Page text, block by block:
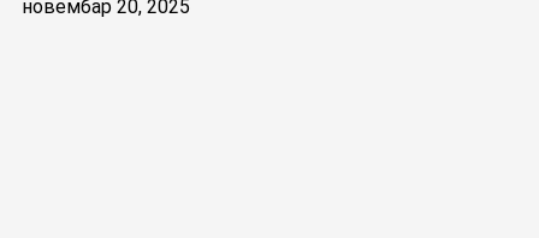
новембар 20, 2025